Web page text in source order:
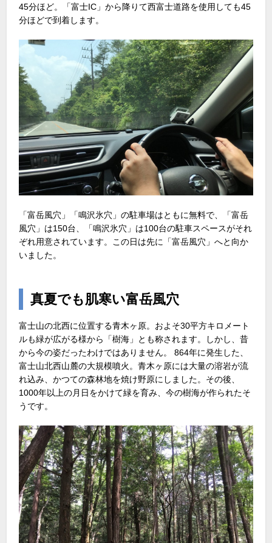
45分ほど。「富士IC」から降りて西富士道路を使用しても45
分ほどで到着します。
「富岳風穴」「鳴沢氷穴」の駐車場はともに無料で、「富岳
風穴」は150台、「鳴沢氷穴」は100台の駐車スペースがそれ
ぞれ用意されています。この日は先に「富岳風穴」へと向か
いました。
真夏でも肌寒い富岳風穴
富士山の北西に位置する青木ヶ原。およそ30平方キロメート
ルも緑が広がる様から「樹海」とも称されます。しかし、昔
から今の姿だったわけではありません。 864年に発生した、
富士山北西山麓の大規模噴火。青木ヶ原には大量の溶岩が流
れ込み、かつての森林地を焼け野原にしました。その後、
1000年以上の月日をかけて緑を育み、今の樹海が作られたそ
うです。